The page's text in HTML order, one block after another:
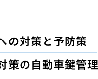
の対策と予防策
策の自動車鍵管理